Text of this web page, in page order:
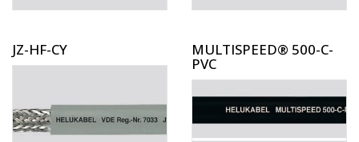
JZ-HF-CY MULTISPEED® 500-C-
PVC